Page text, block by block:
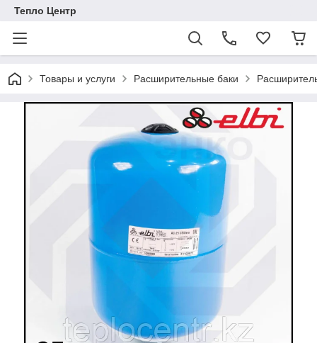
Тепло Центр
Товары и услуги Расширительные баки